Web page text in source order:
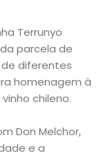
Terrunyo
parcela de
diferentes
homenagem à
chileno.
Don Melchor,
e a